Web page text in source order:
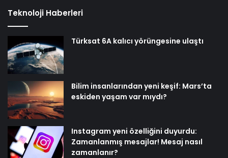
Teknoloji Haberleri
Türksat 6A kalıcı yörüngesine ulaştı
Bilim insanlarından yeni keşif: Mars’ta
eskiden yaşam var mıydı?
Instagram yeni özelliğini duyurdu:
Zamanlanmış mesajlar! Mesaj nasıl
zamanlanır?